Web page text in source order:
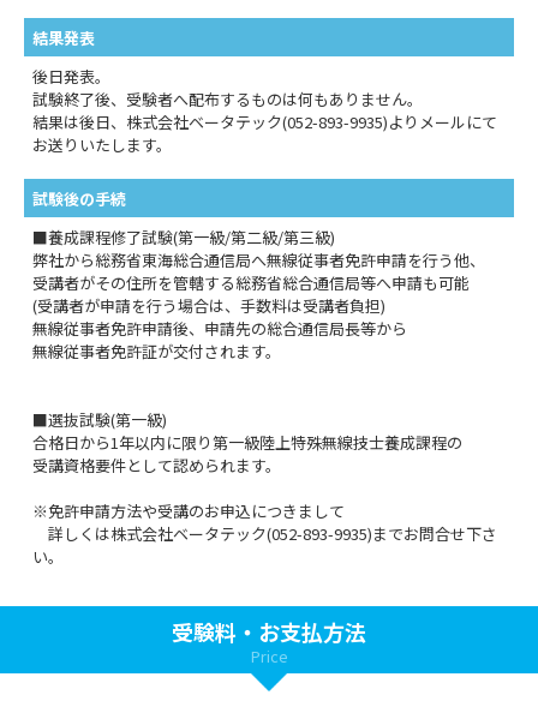
結果発表
後日発表。
試験終了後、受験者へ配布するものは何もありません。
結果は後日、株式会社ベータテック(052-893-9935)よりメールにて
お送りいたします。
試験後の手続
■養成課程修了試験(第一級/第二級/第三級)
弊社から総務省東海総合通信局へ無線従事者免許申請を行う他、
受講者がその住所を管轄する総務省総合通信局等へ申請も可能
(受講者が申請を行う場合は、手数料は受講者負担)
無線従事者免許申請後、申請先の総合通信局長等から
無線従事者免許証が交付されます。
■選抜試験(第一級)
合格日から1年以内に限り第一級陸上特殊無線技士養成課程の
受講資格要件として認められます。
※免許申請方法や受講のお申込につきまして
詳しくは株式会社ベータテック(052-893-9935)までお問合せ下さ
い。
受験料・お支払方法
Price